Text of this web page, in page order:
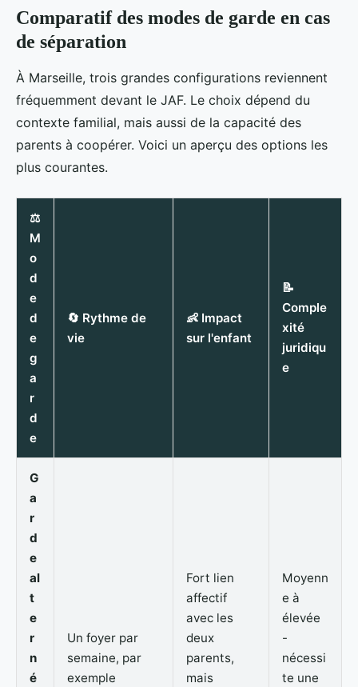
Comparatif des modes de garde en cas
de séparation
À Marseille, trois grandes configurations reviennent
fréquemment devant le JAF. Le choix dépend du
contexte familial, mais aussi de la capacité des
parents à coopérer. Voici un aperçu des options les
plus courantes.
⚖️
M
o
d
e
d
e
g
a
r
d
e
🔄 Rythme de
vie
👶 Impact
sur l'enfant
📝
Comple
xité
juridiqu
e
G
a
r
d
e
al
t
e
r
n
é
Un foyer par
semaine, par
exemple
Fort lien
affectif
avec les
deux
parents,
mais
Moyenn
e à
élevée
-
nécessi
te une